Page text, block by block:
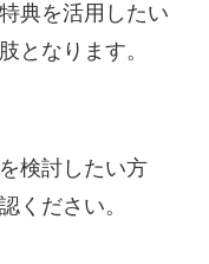
典を活用したい
となります。
検討したい方
ください。